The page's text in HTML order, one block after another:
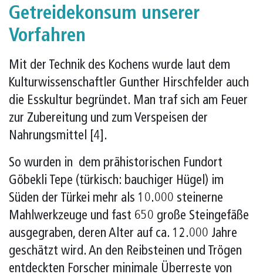
Getreidekonsum unserer
Vorfahren
Mit der Technik des Kochens wurde laut dem
Kulturwissenschaftler Gunther Hirschfelder auch
die Esskultur begründet. Man traf sich am Feuer
zur Zubereitung und zum Verspeisen der
Nahrungsmittel [4].
So wurden in dem prähistorischen Fundort
Göbekli Tepe (türkisch: bauchiger Hügel) im
Süden der Türkei mehr als 10.000 steinerne
Mahlwerkzeuge und fast 650 große Steingefäße
ausgegraben, deren Alter auf ca. 12.000 Jahre
geschätzt wird. An den Reibsteinen und Trögen
entdeckten Forscher minimale Überreste von